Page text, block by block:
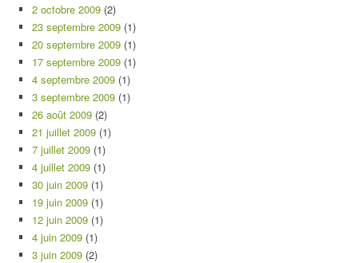
2 octobre 2009 (2)
23 septembre 2009 (1)
20 septembre 2009 (1)
17 septembre 2009 (1)
4 septembre 2009 (1)
3 septembre 2009 (1)
26 août 2009 (2)
21 juillet 2009 (1)
7 juillet 2009 (1)
4 juillet 2009 (1)
30 juin 2009 (1)
19 juin 2009 (1)
12 juin 2009 (1)
4 juin 2009 (1)
3 juin 2009 (2)